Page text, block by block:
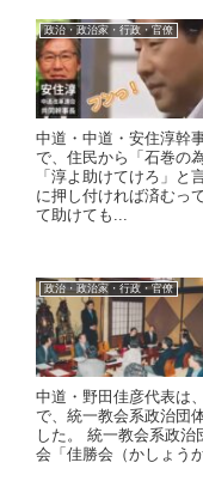
政治・政治家・行政・官僚
中道・中道・安住淳幹
で、住民から「石巻の
「淳よ助けてけろ」と
に押し付ければ済むっ
て助けても...
政治・政治家・行政・官僚
中道・野田佳彦代表は
で、統一教会系政治団
した。 統一教会系政
会「佳勝会（かしょう